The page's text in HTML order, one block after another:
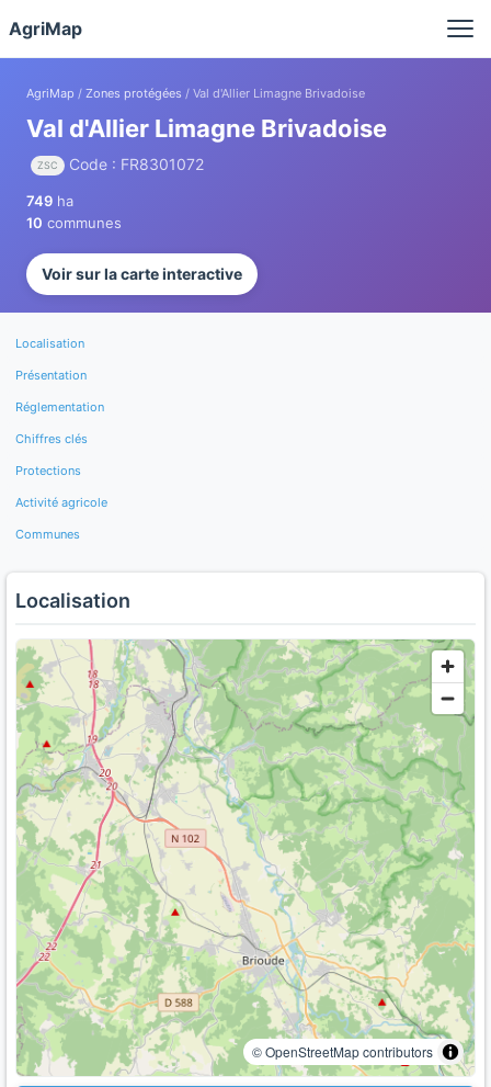
AgriMap
AgriMap / Zones protégées / Val d'Allier Limagne Brivadoise
Val d'Allier Limagne Brivadoise
ZSC Code : FR8301072
749 ha
10 communes
Voir sur la carte interactive
Localisation
Présentation
Réglementation
Chiffres clés
Protections
Activité agricole
Communes
Localisation
© OpenStreetMap contributors